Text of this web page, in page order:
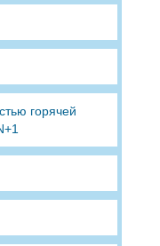
горячей